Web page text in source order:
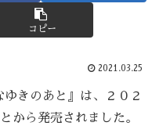
コピー
2021.03.25
きのあと』は、２０２
から発売されました。